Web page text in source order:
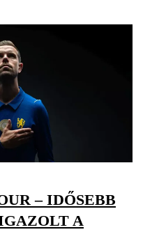
– IDŐSEBB
A